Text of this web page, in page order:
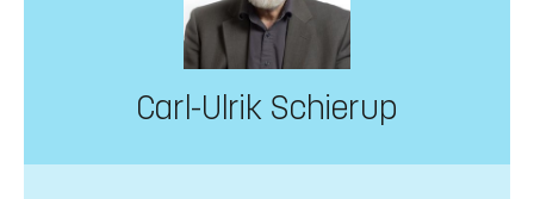
Carl-Ulrik Schierup